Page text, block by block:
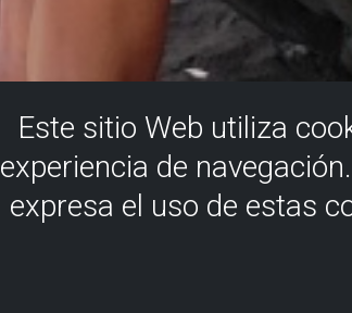
Este sitio Web utiliza
experiencia de
expresa el uso de estas